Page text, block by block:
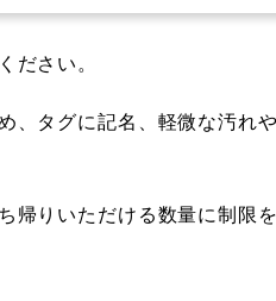
ださい。
、タグに記名、軽微な汚
帰りいただける数量に制限